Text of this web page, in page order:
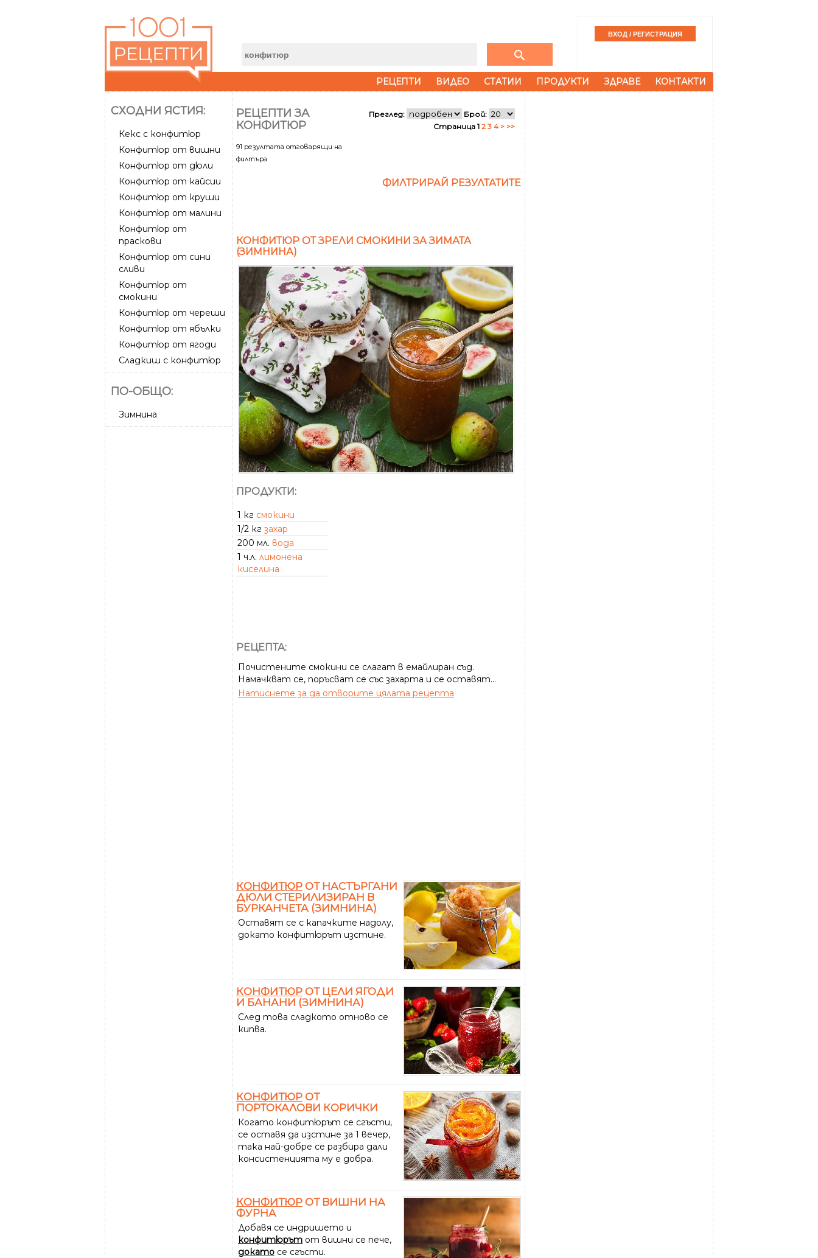
search
РЕЦЕПТИ ВИДЕО СТАТИИ ПРОДУКТИ ЗДРАВЕ КОНТАКТИ
СХОДНИ ЯСТИЯ:
Кекс с конфитюр
Конфитюр от вишни
Конфитюр от дюли
Конфитюр от кайсии
Конфитюр от круши
Конфитюр от малини
Конфитюр от
праскови
Конфитюр от сини
сливи
Конфитюр от
смокини
Конфитюр от череши
Конфитюр от ябълки
Конфитюр от ягоди
Сладкиш с конфитюр
ПО-ОБЩО:
Зимнина
РЕЦЕПТИ ЗА
КОНФИТЮР
91 резултата отговарящи на
филтъра
Преглед:
Брой:
Страница 1 2 3 4 > >>
ФИЛТРИРАЙ РЕЗУЛТАТИТЕ
КОНФИТЮР ОТ ЗРЕЛИ СМОКИНИ ЗА ЗИМАТА
(ЗИМНИНА)
ПРОДУКТИ:
1 кг смокини
1/2 кг захар
200 мл. вода
1 ч.л. лимонена
киселина
РЕЦЕПТА:
Почистените смокини се слагат в емайлиран съд.
Намачкват се, поръсват се със захарта и се оставят...
Натиснете за да отворите цялата рецепта
КОНФИТЮР ОТ НАСТЪРГАНИ
ДЮЛИ СТЕРИЛИЗИРАН В
БУРКАНЧЕТА (ЗИМНИНА)
Оставят се с капачките надолу,
докато конфитюрът изстине.
КОНФИТЮР ОТ ЦЕЛИ ЯГОДИ
И БАНАНИ (ЗИМНИНА)
След това сладкото отново се
кипва.
КОНФИТЮР ОТ
ПОРТОКАЛОВИ КОРИЧКИ
Когато конфитюрът се сгъсти,
се оставя да изстине за 1 вечер,
така най-добре се разбира дали
консистенцията му е добра.
КОНФИТЮР ОТ ВИШНИ НА
ФУРНА
Добавя се индришето и
конфитюрът от вишни се пече,
докато се сгъсти.